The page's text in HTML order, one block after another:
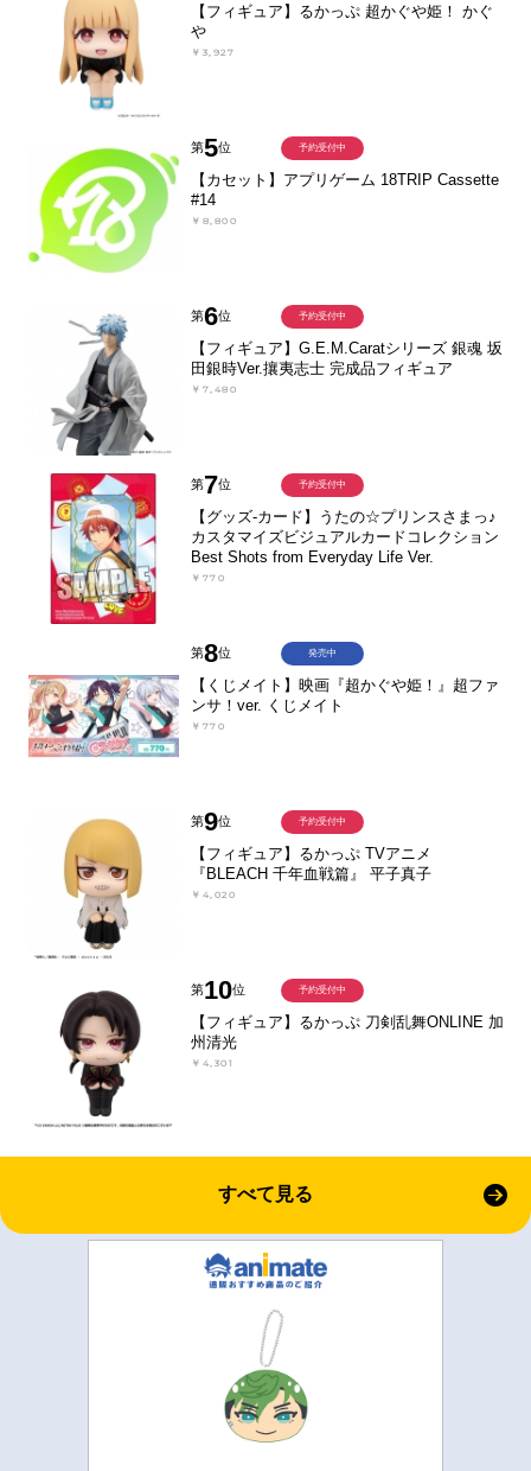
【フィギュア】るかっぷ 超かぐや姫！ かぐ
や
￥3,927
第5位
【カセット】アプリゲーム 18TRIP Cassette
#14
￥8,800
予約受付中
第6位
【フィギュア】G.E.M.Caratシリーズ 銀魂 坂
田銀時Ver.攘夷志士 完成品フィギュア
￥7,480
予約受付中
第7位
【グッズ-カード】うたの☆プリンスさまっ♪
カスタマイズビジュアルカードコレクション
Best Shots from Everyday Life Ver.
￥770
予約受付中
第8位
【くじメイト】映画『超かぐや姫！』超ファ
ンサ！ver. くじメイト
￥770
発売中
第9位
【フィギュア】るかっぷ TVアニメ
『BLEACH 千年血戦篇』 平子真子
￥4,020
予約受付中
第10位
【フィギュア】るかっぷ 刀剣乱舞ONLINE 加
州清光
￥4,301
予約受付中
すべて見る